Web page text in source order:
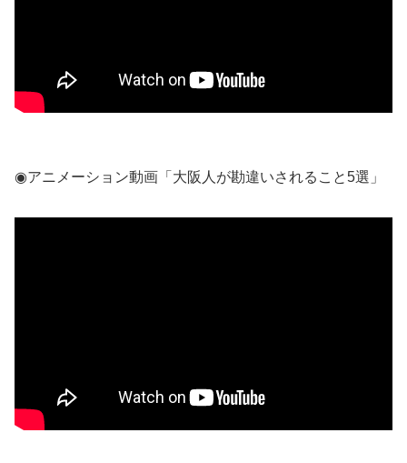
◉アニメーション動画「大阪人が勘違いされること5選」